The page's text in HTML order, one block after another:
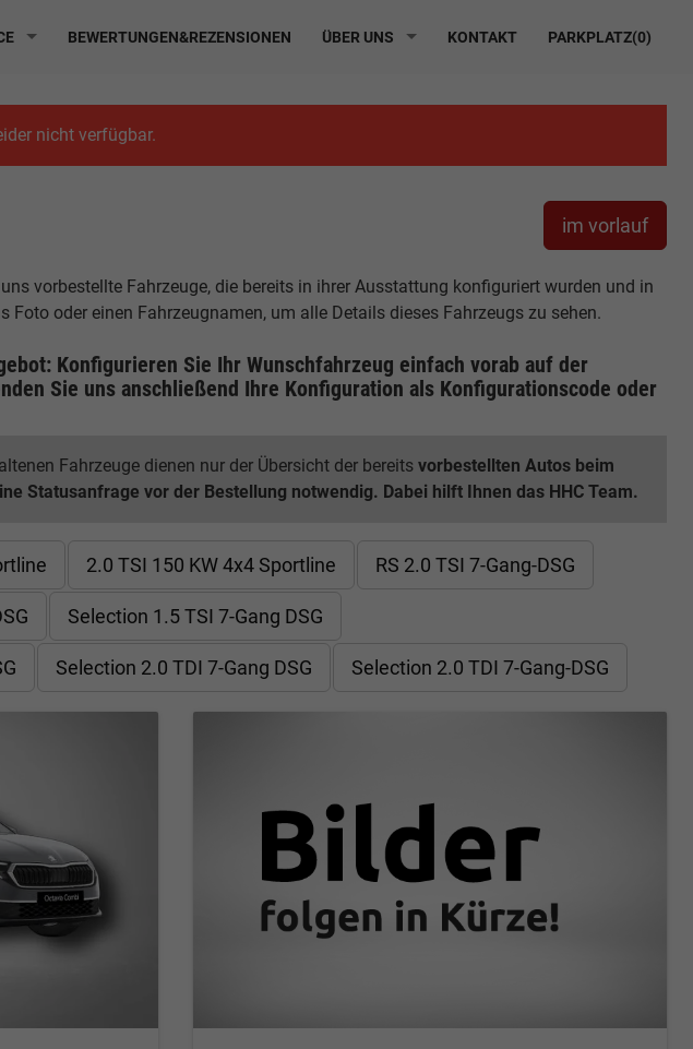
BEWERTUNGEN&REZENSIONEN ÜBER UNS KONTAKT PARKPLATZ(0)
nicht verfügbar.
im vorlauf
vorbestellte Fahrzeuge, die bereits in ihrer Ausstattung konfiguriert wurden und in
Foto oder einen Fahrzeugnamen, um alle Details dieses Fahrzeugs zu sehen.
Konfigurieren Sie Ihr Wunschfahrzeug einfach vorab auf der
Sie uns anschließend Ihre Konfiguration als Konfigurationscode oder
Fahrzeuge dienen nur der Übersicht der bereitsvorbestellten Autos beim
Statusanfrage vor der Bestellung notwendig. Dabei hilft Ihnen das HHC Team.
2.0 TSI 150 KW 4x4 Sportline RS 2.0 TSI 7-Gang-DSG
Selection 1.5 TSI 7-Gang DSG
Selection 2.0 TDI 7-Gang DSG Selection 2.0 TDI 7-Gang-DSG